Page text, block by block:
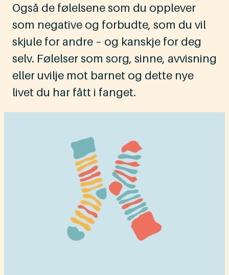
Også de følelsene som du opplever
som negative og forbudte, som du vil
skjule for andre – og kanskje for deg
selv. Følelser som sorg, sinne, avvisning
eller uvilje mot barnet og dette nye
livet du har fått i fanget.